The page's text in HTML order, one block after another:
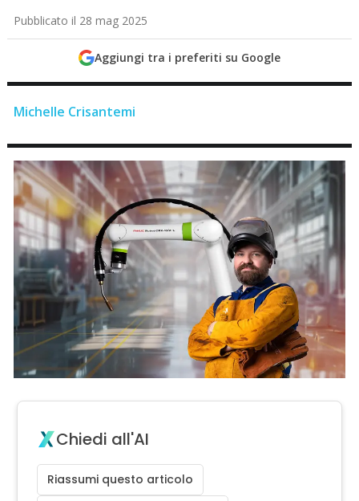
Pubblicato il 28 mag 2025
Aggiungi tra i preferiti su Google
Michelle Crisantemi
Chiedi all'AI
Riassumi questo articolo